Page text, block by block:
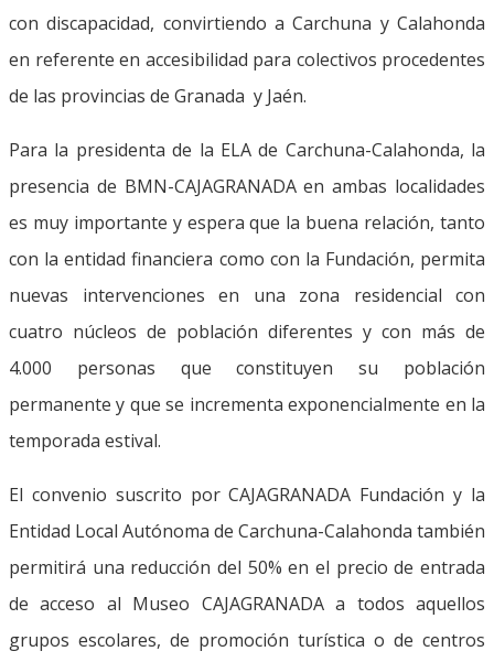
con discapacidad, convirtiendo a Carchuna y Calahonda
en referente en accesibilidad para colectivos procedentes
de las provincias de Granada y Jaén.
Para la presidenta de la ELA de Carchuna-Calahonda, la
presencia de BMN-CAJAGRANADA en ambas localidades
es muy importante y espera que la buena relación, tanto
con la entidad financiera como con la Fundación, permita
nuevas intervenciones en una zona residencial con
cuatro núcleos de población diferentes y con más de
4.000 personas que constituyen su población
permanente y que se incrementa exponencialmente en la
temporada estival.
El convenio suscrito por CAJAGRANADA Fundación y la
Entidad Local Autónoma de Carchuna-Calahonda también
permitirá una reducción del 50% en el precio de entrada
de acceso al Museo CAJAGRANADA a todos aquellos
grupos escolares, de promoción turística o de centros